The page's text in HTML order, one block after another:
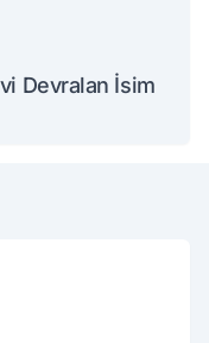
Devralan İsim